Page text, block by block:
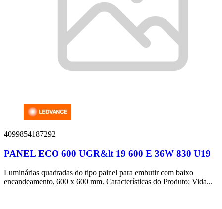
4099854187292
PANEL ECO 600 UGR&lt 19 600 E 36W 830 U19
Luminárias quadradas do tipo painel para embutir com baixo
encandeamento, 600 x 600 mm. Características do Produto: Vida...